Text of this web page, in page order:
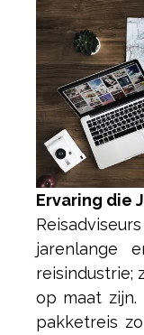
Ervaring die
jarenlange
reisindustrie;
op maat
pakketreis